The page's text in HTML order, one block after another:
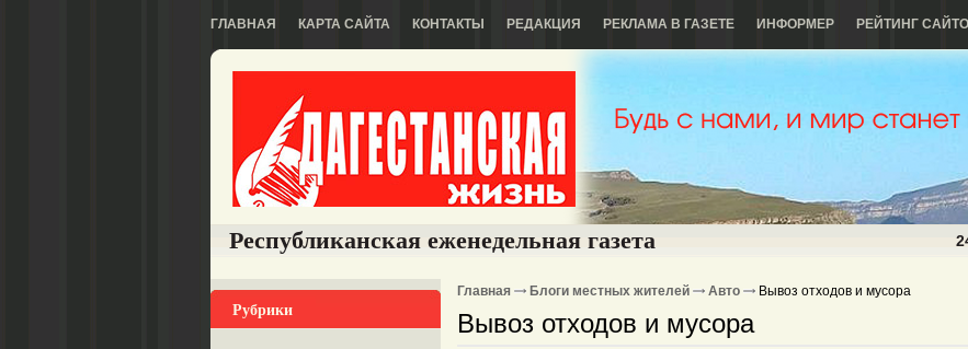
ГЛАВНАЯ КАРТА САЙТА КОНТАКТЫ РЕДАКЦИЯ РЕКЛАМА В ГАЗЕТЕ ИНФОРМЕР РЕЙТИНГ
Республиканская еженедельная газета
Рубрики
Главная Блоги местных жителей Авто Вывоз отходов и мусора
Вывоз отходов и мусора